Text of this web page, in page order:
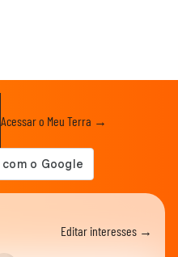
Acessar o Meu Terra →
Editar interesses →